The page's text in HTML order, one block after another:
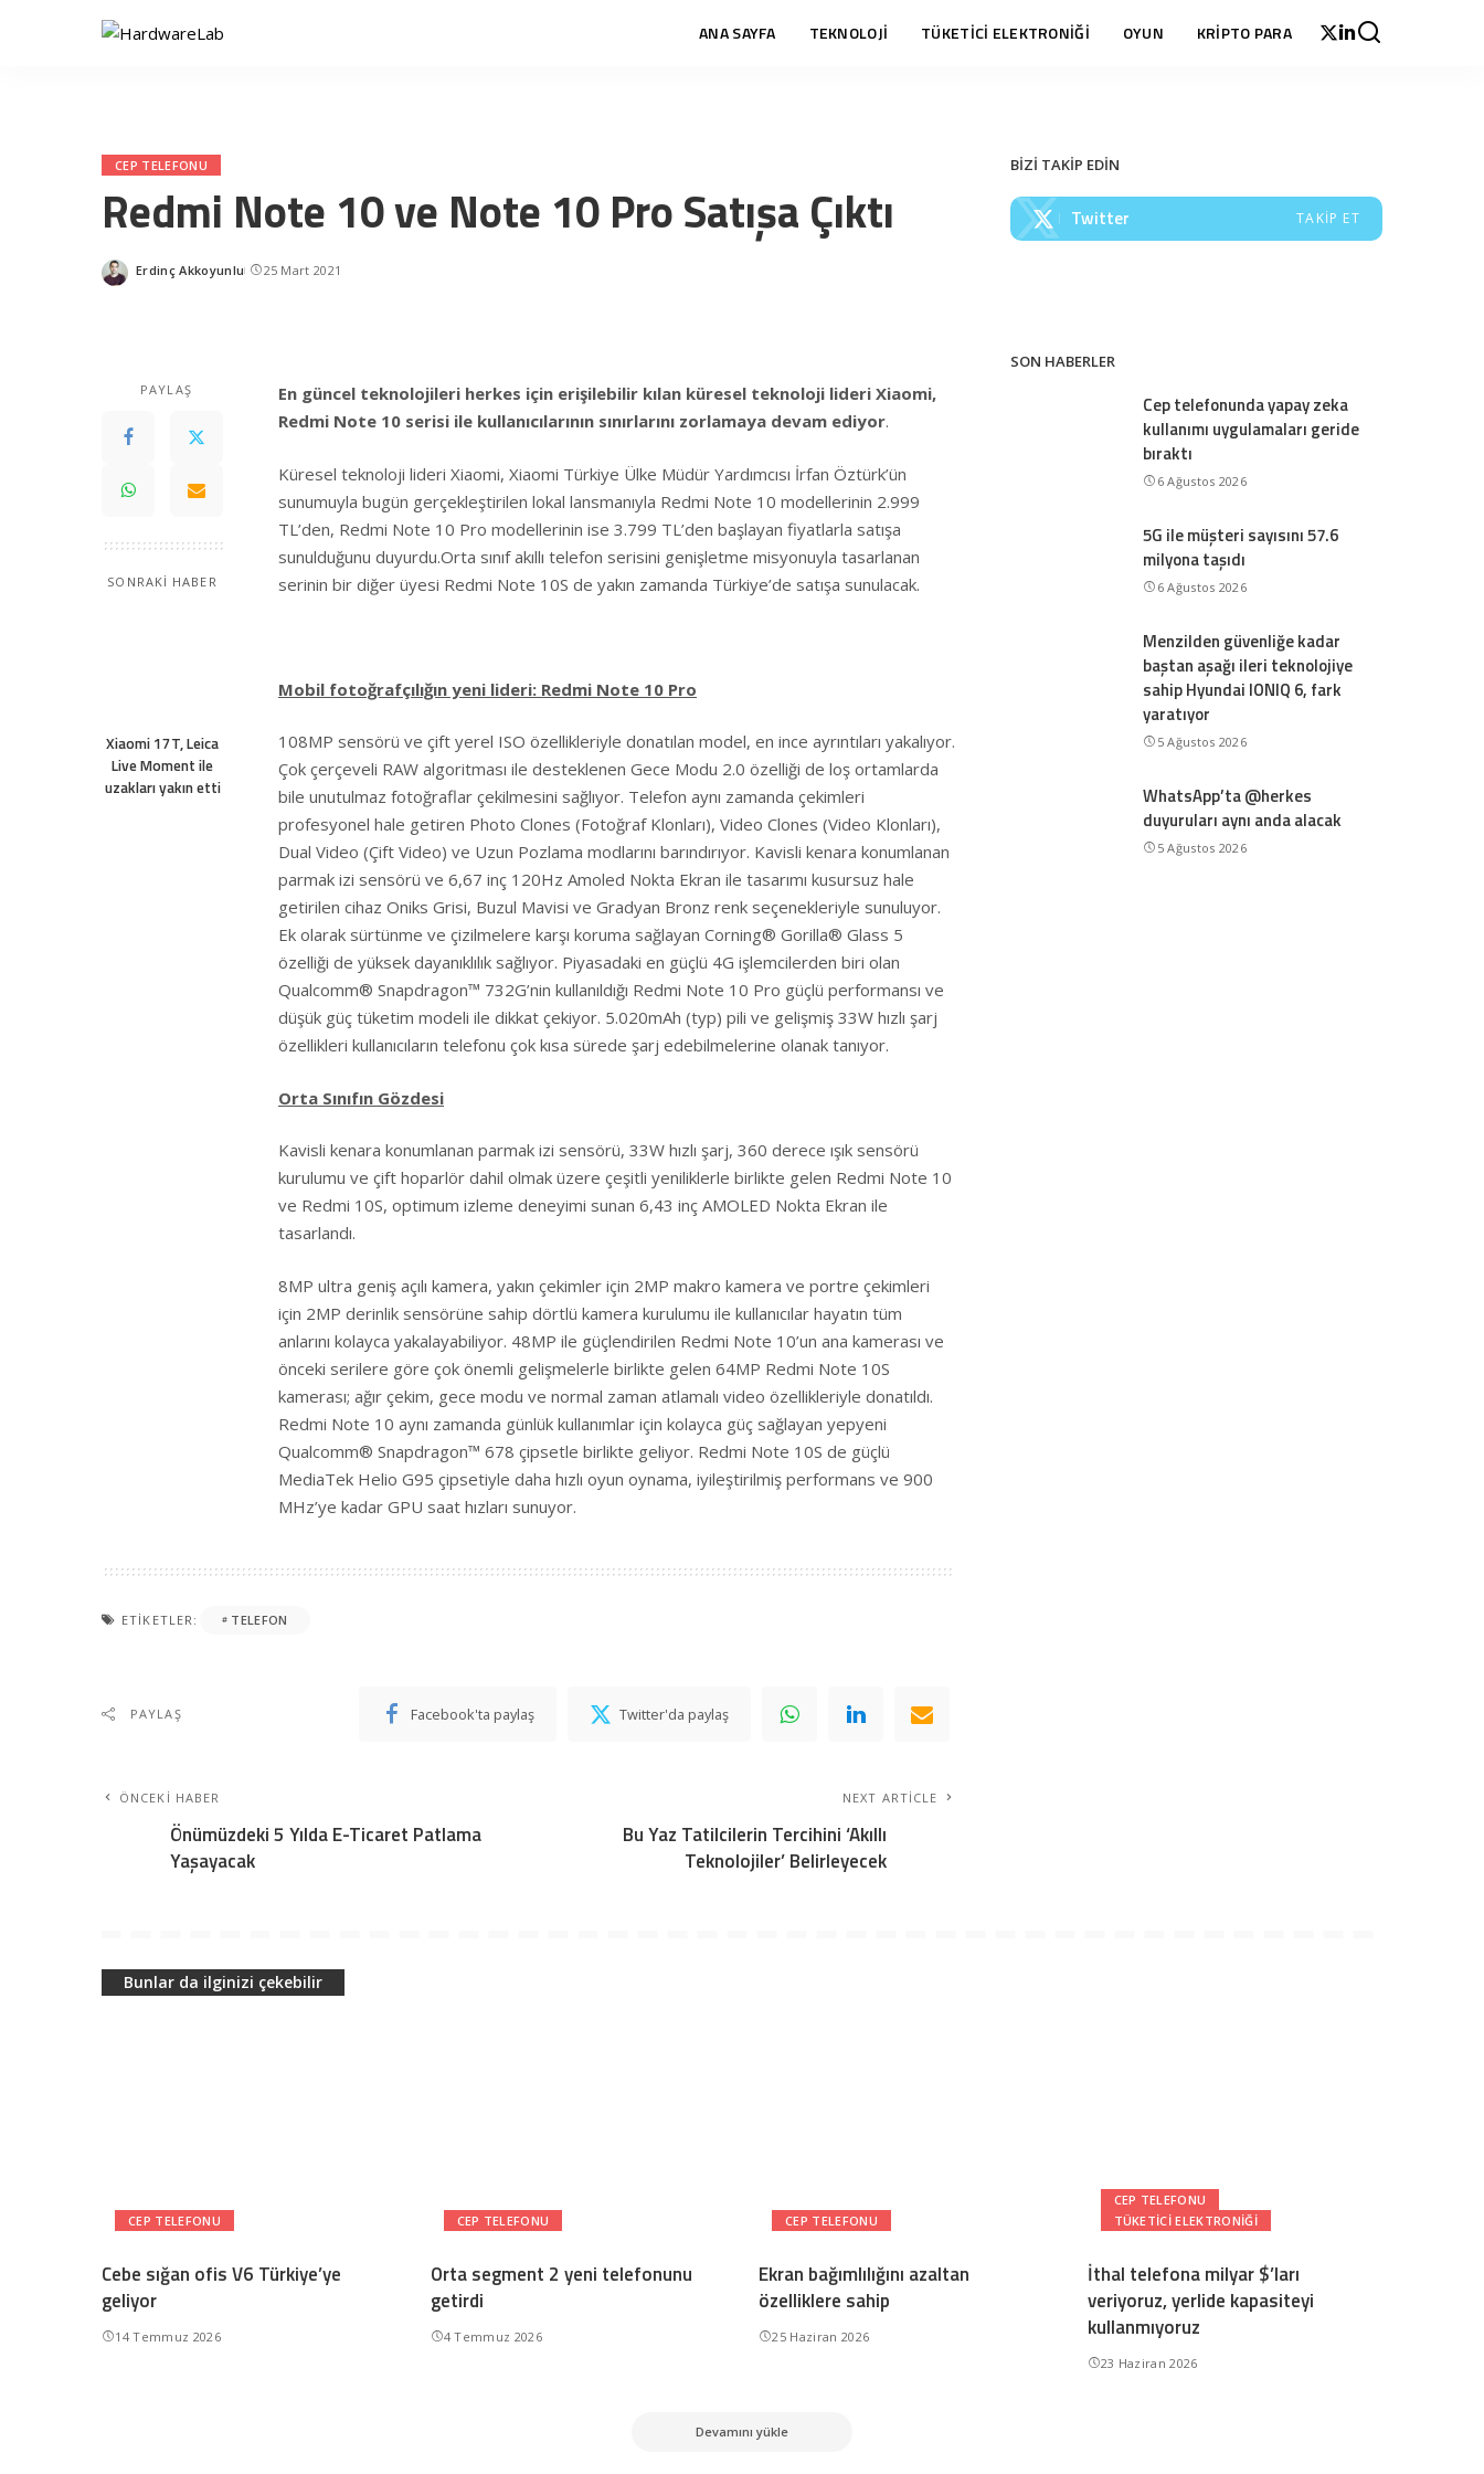
ANA SAYFA TEKNOLOJİ TÜKETİCİ ELEKTRONİĞİ OYUN KRİPTO PARA
CEP TELEFONU
Redmi Note 10 ve Note 10 Pro Satışa Çıktı
Posted
Erdinç Akkoyunlu 25 Mart 2021
PAYLAŞ
SONRAKİ HABER
Xiaomi 17T, Leica
Live Moment ile
uzakları yakın etti
En güncel teknolojileri herkes için erişilebilir kılan küresel teknoloji lideri Xiaomi,
Redmi Note 10 serisi ile kullanıcılarının sınırlarını zorlamaya devam ediyor.
Küresel teknoloji lideri Xiaomi, Xiaomi Türkiye Ülke Müdür Yardımcısı İrfan Öztürk’ün
sunumuyla bugün gerçekleştirilen lokal lansmanıyla Redmi Note 10 modellerinin 2.999
TL’den, Redmi Note 10 Pro modellerinin ise 3.799 TL’den başlayan fiyatlarla satışa
sunulduğunu duyurdu.Orta sınıf akıllı telefon serisini genişletme misyonuyla tasarlanan
serinin bir diğer üyesi Redmi Note 10S de yakın zamanda Türkiye’de satışa sunulacak.
Mobil fotoğrafçılığın yeni lideri: Redmi Note 10 Pro
108MP sensörü ve çift yerel ISO özellikleriyle donatılan model, en ince ayrıntıları yakalıyor.
Çok çerçeveli RAW algoritması ile desteklenen Gece Modu 2.0 özelliği de loş ortamlarda
bile unutulmaz fotoğraflar çekilmesini sağlıyor. Telefon aynı zamanda çekimleri
profesyonel hale getiren Photo Clones (Fotoğraf Klonları), Video Clones (Video Klonları),
Dual Video (Çift Video) ve Uzun Pozlama modlarını barındırıyor. Kavisli kenara konumlanan
parmak izi sensörü ve 6,67 inç 120Hz Amoled Nokta Ekran ile tasarımı kusursuz hale
getirilen cihaz Oniks Grisi, Buzul Mavisi ve Gradyan Bronz renk seçenekleriyle sunuluyor.
Ek olarak sürtünme ve çizilmelere karşı koruma sağlayan Corning® Gorilla® Glass 5
özelliği de yüksek dayanıklılık sağlıyor. Piyasadaki en güçlü 4G işlemcilerden biri olan
Qualcomm® Snapdragon™ ️732G’nin kullanıldığı Redmi Note 10 Pro güçlü performansı ve
düşük güç tüketim modeli ile dikkat çekiyor. 5.020mAh (typ) pili ve gelişmiş 33W hızlı şarj
özellikleri kullanıcıların telefonu çok kısa sürede şarj edebilmelerine olanak tanıyor.
Orta Sınıfın Gözdesi
Kavisli kenara konumlanan parmak izi sensörü, 33W hızlı şarj, 360 derece ışık sensörü
kurulumu ve çift hoparlör dahil olmak üzere çeşitli yeniliklerle birlikte gelen Redmi Note 10
ve Redmi 10S, optimum izleme deneyimi sunan 6,43 inç AMOLED Nokta Ekran ile
tasarlandı.
8MP ultra geniş açılı kamera, yakın çekimler için 2MP makro kamera ve portre çekimleri
için 2MP derinlik sensörüne sahip dörtlü kamera kurulumu ile kullanıcılar hayatın tüm
anlarını kolayca yakalayabiliyor. 48MP ile güçlendirilen Redmi Note 10’un ana kamerası ve
önceki serilere göre çok önemli gelişmelerle birlikte gelen 64MP Redmi Note 10S
kamerası; ağır çekim, gece modu ve normal zaman atlamalı video özellikleriyle donatıldı.
Redmi Note 10 aynı zamanda günlük kullanımlar için kolayca güç sağlayan yepyeni
Qualcomm® Snapdragon™ 678 çipsetle birlikte geliyor. Redmi Note 10S de güçlü
MediaTek Helio G95 çipsetiyle daha hızlı oyun oynama, iyileştirilmiş performans ve 900
MHz’ye kadar GPU saat hızları sunuyor.
ETIKETLER: TELEFON
PAYLAŞ Facebook'ta paylaş Twitter'da paylaş
ÖNCEKI HABER
Önümüzdeki 5 Yılda E-Ticaret Patlama
Yaşayacak
NEXT ARTICLE
Bu Yaz Tatilcilerin Tercihini ‘Akıllı
Teknolojiler’ Belirleyecek
BİZİ TAKİP EDİN
Twitter TAKIP ET
SON HABERLER
Cep telefonunda yapay zeka
kullanımı uygulamaları geride
bıraktı
6 Ağustos 2026
5G ile müşteri sayısını 57.6
milyona taşıdı
6 Ağustos 2026
Menzilden güvenliğe kadar
baştan aşağı ileri teknolojiye
sahip Hyundai IONIQ 6, fark
yaratıyor
5 Ağustos 2026
WhatsApp’ta @herkes
duyuruları aynı anda alacak
5 Ağustos 2026
Bunlar da ilginizi çekebilir
CEP TELEFONU
Cebe sığan ofis V6 Türkiye’ye
geliyor
14 Temmuz 2026
CEP TELEFONU
Orta segment 2 yeni telefonunu
getirdi
4 Temmuz 2026
CEP TELEFONU
Ekran bağımlılığını azaltan
özelliklere sahip
25 Haziran 2026
CEP TELEFONU
TÜKETICI ELEKTRONIĞI
İthal telefona milyar $’ları
veriyoruz, yerlide kapasiteyi
kullanmıyoruz
23 Haziran 2026
Devamını yükle